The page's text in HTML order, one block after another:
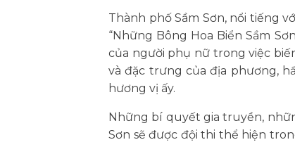
Thành phố Sầm Sơn, nổi tiếng
“Những Bông Hoa Biển Sầm
của người phụ nữ trong việc
và đặc trưng của địa phương,
hương vị ấy.
Những bí quyết gia truyền,
Sơn sẽ được đội thi thể hiện